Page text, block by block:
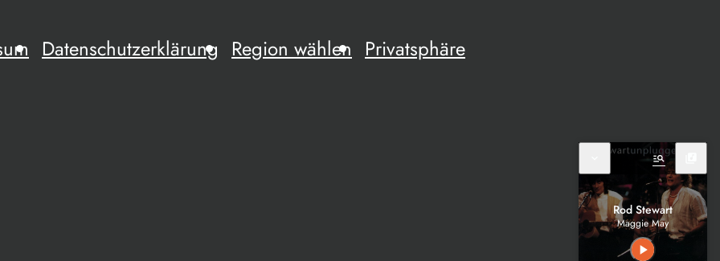
Datenschutzerklärung Region wählen Privatsphäre
manage_search
Rod Stewart
Maggie May
play_arrow